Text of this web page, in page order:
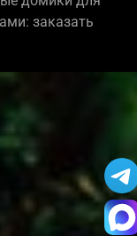
заказать